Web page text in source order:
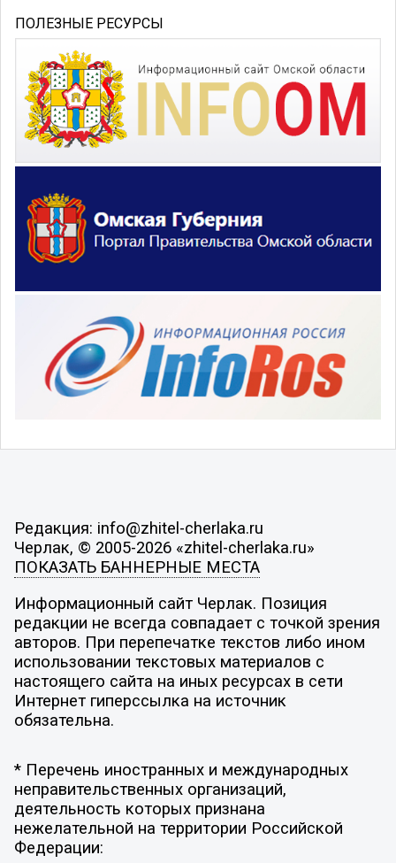
ПОЛЕЗНЫЕ РЕСУРСЫ
Редакция: info@zhitel-cherlaka.ru
Черлак, © 2005-2026 «zhitel-cherlaka.ru»
ПОКАЗАТЬ БАННЕРНЫЕ МЕСТА
Информационный сайт Черлак. Позиция
редакции не всегда совпадает с точкой зрения
авторов. При перепечатке текстов либо ином
использовании текстовых материалов с
настоящего сайта на иных ресурсах в сети
Интернет гиперссылка на источник
обязательна.
* Перечень иностранных и международных
неправительственных организаций,
деятельность которых признана
нежелательной на территории Российской
Федерации: